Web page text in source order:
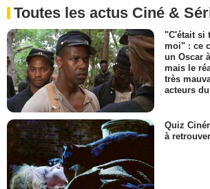
Toutes les actus Ciné &
"C'était si
moi" : ce
un Oscar
mais le
très
acteurs
Quiz
à